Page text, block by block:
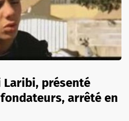
Laribi, présenté
arrêté en